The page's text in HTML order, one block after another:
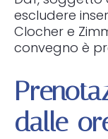
escludere
Clocher e
convegno è
dalle